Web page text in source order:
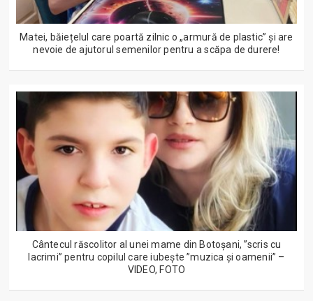
Matei, băiețelul care poartă zilnic o „armură de plastic” și are
nevoie de ajutorul semenilor pentru a scăpa de durere!
Cântecul răscolitor al unei mame din Botoșani, ”scris cu
lacrimi” pentru copilul care iubește ”muzica și oamenii” –
VIDEO, FOTO